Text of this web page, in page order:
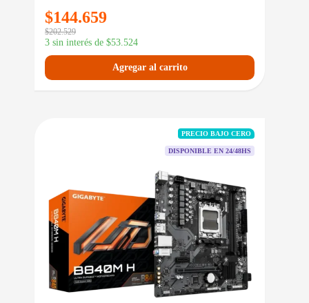
$144.659
$202.529
3 sin interés de $53.524
Agregar al carrito
PRECIO BAJO CERO
DISPONIBLE EN 24/48HS